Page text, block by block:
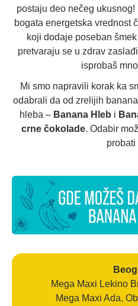
postaju deo nečeg
bogata energetska vrednost
koji dodaje poseban
pretvaraju se u zdrav
isprobaš
Mi smo napravili korak ka
odabrali da od zrelijih
hleba – Banana Hleb i
crne čokolade. Odabir
probati
Mega Maxi Lekino
Mega Maxi Ada,